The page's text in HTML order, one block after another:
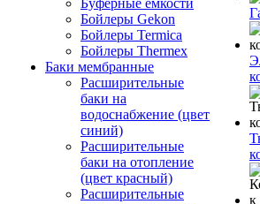
Буферные емкости
Бойлеры Gekon
Бойлеры Termica
Бойлеры Thermex
Баки мембранные
Расширительные
баки на
водоснабжение (цвет
синий)
Расширительные
баки на отопление
(цвет красный)
Расширительные